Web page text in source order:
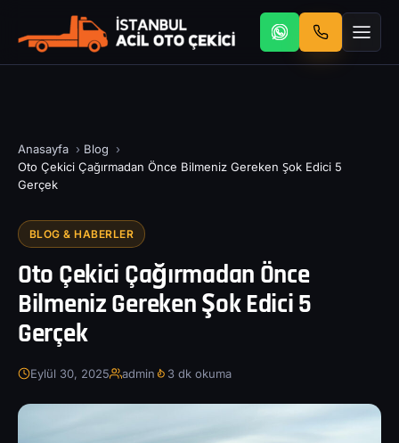
Anasayfa › Blog
›
Oto Çekici Çağırmadan Önce Bilmeniz Gereken Şok Edici 5
Gerçek
BLOG & HABERLER
Oto Çekici Çağırmadan Önce
Bilmeniz Gereken Şok Edici 5
Gerçek
Eylül 30, 2025 admin 3 dk okuma